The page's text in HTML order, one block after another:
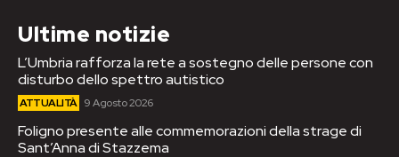
Ultime notizie
L’Umbria rafforza la rete a sostegno delle persone con
disturbo dello spettro autistico
ATTUALITÀ 9 Agosto 2026
Foligno presente alle commemorazioni della strage di
Sant’Anna di Stazzema